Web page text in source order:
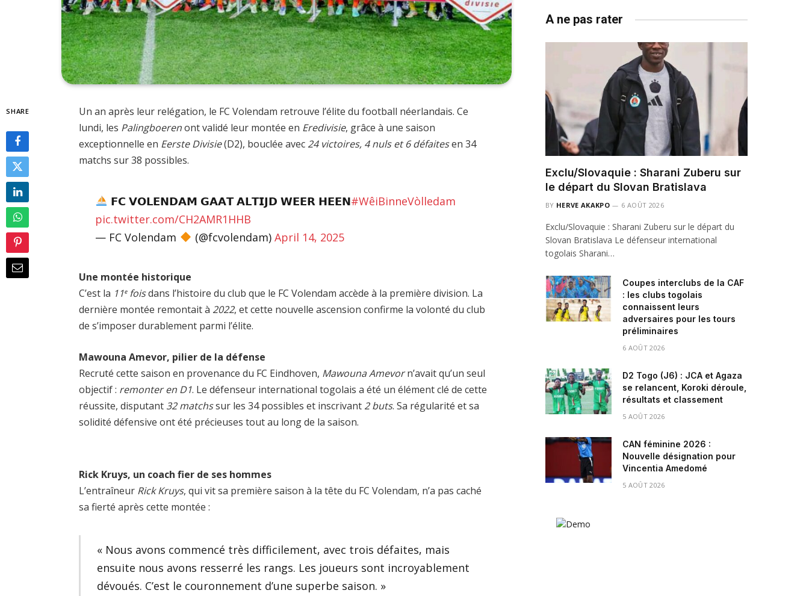
SHARE
Un an après leur relégation, le FC Volendam retrouve l’élite du football néerlandais. Ce
lundi, les Palingboerenont validé leur montée en Eredivisie, grâce à une saison
exceptionnelle en Eerste Divisie(D2), bouclée avec 24 victoires, 4 nuls et 6 défaitesen 34
matchs sur 38 possibles.
𝗙𝗖 𝗩𝗢𝗟𝗘𝗡𝗗𝗔𝗠 𝗚𝗔𝗔𝗧 𝗔𝗟𝗧𝗜𝗝𝗗 𝗪𝗘𝗘𝗥 𝗛𝗘𝗘𝗡#WêiBinneVòlledam
pic.twitter.com/CH2AMR1HHB
— FC Volendam
(@fcvolendam) April 14, 2025
Une montée historique
C’est la 11ᵉ foisdans l’histoire du club que le FC Volendam accède à la première division. La
dernière montée remontait à 2022, et cette nouvelle ascension confirme la volonté du club
de s’imposer durablement parmi l’élite.
Mawouna Amevor, pilier de la défense
Recruté cette saison en provenance du FC Eindhoven, Mawouna Amevorn’avait qu’un seul
objectif : remonter en D1. Le défenseur international togolais a été un élément clé de cette
réussite, disputant 32 matchssur les 34 possibles et inscrivant 2 buts. Sa régularité et sa
solidité défensive ont été précieuses tout au long de la saison.
Rick Kruys, un coach fier de ses hommes
L’entraîneur Rick Kruys, qui vit sa première saison à la tête du FC Volendam, n’a pas caché
sa fierté après cette montée :
« Nous avons commencé très difficilement, avec trois défaites, mais
ensuite nous avons resserré les rangs. Les joueurs sont incroyablement
dévoués. C’est le couronnement d’une superbe saison. »
A ne pas rater
Exclu/Slovaquie : Sharani Zuberu sur
le départ du Slovan Bratislava
BY HERVE AKAKPO 6 AOÛT 2026
Exclu/Slovaquie : Sharani Zuberu sur le départ du
Slovan Bratislava Le défenseur international
togolais Sharani…
Coupes interclubs de la CAF
: les clubs togolais
connaissent leurs
adversaires pour les tours
préliminaires
6 AOÛT 2026
D2 Togo (J6) : JCA et Agaza
se relancent, Koroki déroule,
résultats et classement
5 AOÛT 2026
CAN féminine 2026 :
Nouvelle désignation pour
Vincentia Amedomé
5 AOÛT 2026